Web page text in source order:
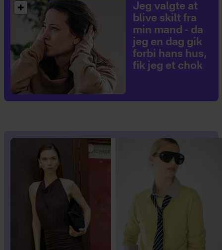
Jeg valgte at
blive skilt fra
min mand - da
jeg en dag gik
forbi hans hus,
fik jeg et chok